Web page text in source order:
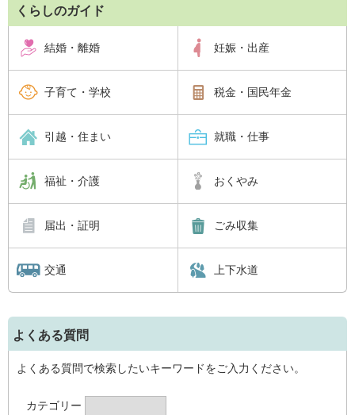
くらしのガイド
結婚・離婚 妊娠・出産
子育て・学校 税金・国民年金
引越・住まい 就職・仕事
福祉・介護 おくやみ
届出・証明 ごみ収集
交通 上下水道
よくある質問
よくある質問で検索したいキーワードをご入力ください。
カテゴリー